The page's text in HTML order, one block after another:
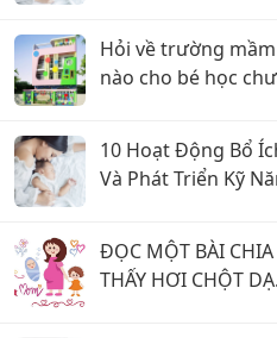
Hỏi về trường
nào cho bé học
10 Hoạt Động Bổ
Và Phát Triển Kỹ
ĐỌC MỘT BÀI
THẤY HƠI CHỘT